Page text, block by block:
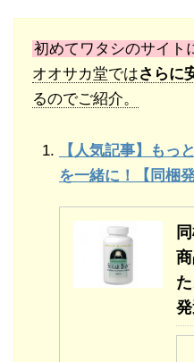
初めてワタシのサイト
オオサカ堂ではさらに
るのでご紹介。
【人気記事】もっ
を一緒に！【同梱